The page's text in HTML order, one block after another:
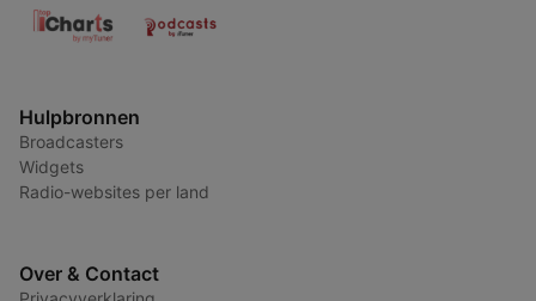
Hulpbronnen
Broadcasters
Widgets
Radio-websites per land
Over & Contact